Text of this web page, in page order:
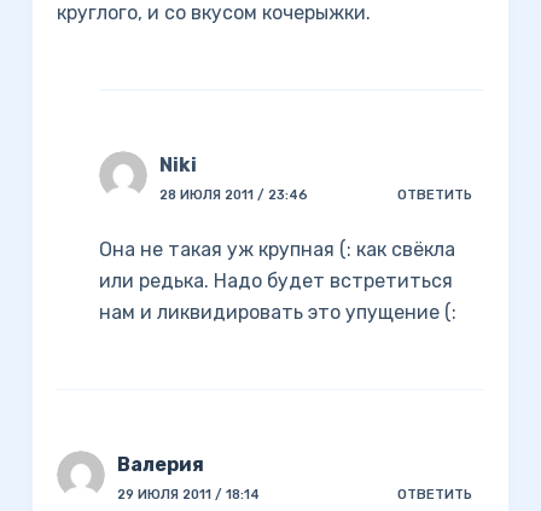
круглого, и со вкусом кочерыжки.
Niki
28 ИЮЛЯ 2011 / 23:46 ОТВЕТИТЬ
Она не такая уж крупная (: как свёкла
или редька. Надо будет встретиться
нам и ликвидировать это упущение (:
Валерия
29 ИЮЛЯ 2011 / 18:14 ОТВЕТИТЬ